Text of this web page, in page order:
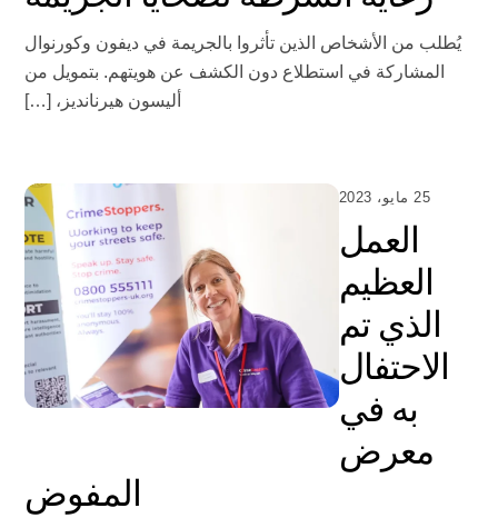
يُطلب من الأشخاص الذين تأثروا بالجريمة في ديفون وكورنوال
المشاركة في استطلاع دون الكشف عن هويتهم. بتمويل من
أليسون هيرنانديز، […]
25 مايو، 2023
العمل
العظيم
الذي تم
الاحتفال
به في
معرض
المفوض